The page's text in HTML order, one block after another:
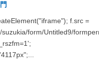
f.src =
form/Untitled9/